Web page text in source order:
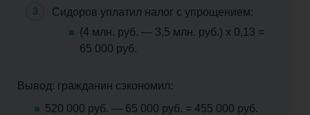
Сидоров уплатил налог с упрощением:
(4 млн. руб. — 3,5 млн. руб.) х 0,13 =
65 000 руб.
Вывод: гражданин сэкономил:
520 000 руб. — 65 000 руб. = 455 000 руб.